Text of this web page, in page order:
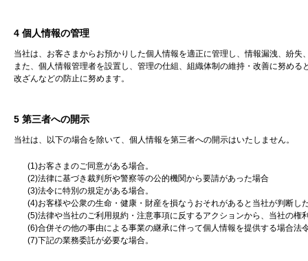
4 個人情報の管理
当社は、お客さまからお預かりした個人情報を適正に管理し、情報漏洩、紛
また、個人情報管理者を設置し、管理の仕組、組織体制の維持・改善に努め
改ざんなどの防止に努めます。
5 第三者への開示
当社は、以下の場合を除いて、個人情報を第三者への開示はいたしません。
(1)お客さまのご同意がある場合。
(2)法律に基づき裁判所や警察等の公的機関から要請があった場合
(3)法令に特別の規定がある場合。
(4)お客様や公衆の生命・健康・財産を損なうおそれがあると当社が判断し
(5)法律や当社のご利用規約・注意事項に反するアクションから、当社の
(6)合併その他の事由による事業の継承に伴って個人情報を提供する場合法
(7)下記の業務委託が必要な場合。